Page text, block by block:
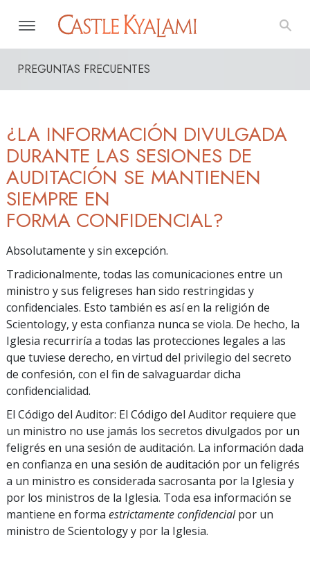
PREGUNTAS FRECUENTES
¿LA INFORMACIÓN DIVULGADA
DURANTE LAS SESIONES DE
AUDITACIÓN SE MANTIENEN
SIEMPRE EN
FORMA CONFIDENCIAL?
Absolutamente y sin excepción.
Tradicionalmente, todas las comunicaciones entre un
ministro y sus feligreses han sido restringidas y
confidenciales. Esto también es así en la religión de
Scientology, y esta confianza nunca se viola. De hecho, la
Iglesia recurriría a todas las protecciones legales a las
que tuviese derecho, en virtud del privilegio del secreto
de confesión, con el fin de salvaguardar dicha
confidencialidad.
El Código del Auditor: El Código del Auditor requiere que
un ministro no use jamás los secretos divulgados por un
feligrés en una sesión de auditación. La información dada
en confianza en una sesión de auditación por un feligrés
a un ministro es considerada sacrosanta por la Iglesia y
por los ministros de la Iglesia. Toda esa información se
mantiene en forma estrictamente confidencialpor un
ministro de Scientology y por la Iglesia.